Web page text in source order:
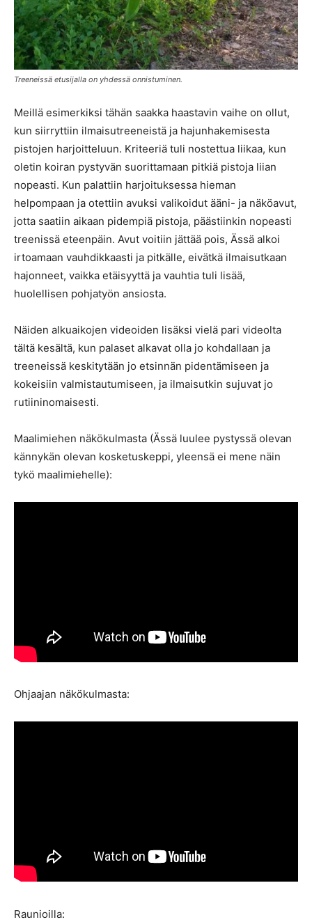
Treeneissä etusijalla on yhdessä onnistuminen.
Meillä esimerkiksi tähän saakka haastavin vaihe on ollut,
kun siirryttiin ilmaisutreeneistä ja hajunhakemisesta
pistojen harjoitteluun. Kriteeriä tuli nostettua liikaa, kun
oletin koiran pystyvän suorittamaan pitkiä pistoja liian
nopeasti. Kun palattiin harjoituksessa hieman
helpompaan ja otettiin avuksi valikoidut ääni- ja näköavut,
jotta saatiin aikaan pidempiä pistoja, päästiinkin nopeasti
treenissä eteenpäin. Avut voitiin jättää pois, Ässä alkoi
irtoamaan vauhdikkaasti ja pitkälle, eivätkä ilmaisutkaan
hajonneet, vaikka etäisyyttä ja vauhtia tuli lisää,
huolellisen pohjatyön ansiosta.
Näiden alkuaikojen videoiden lisäksi vielä pari videolta
tältä kesältä, kun palaset alkavat olla jo kohdallaan ja
treeneissä keskitytään jo etsinnän pidentämiseen ja
kokeisiin valmistautumiseen, ja ilmaisutkin sujuvat jo
rutiininomaisesti.
Maalimiehen näkökulmasta (Ässä luulee pystyssä olevan
kännykän olevan kosketuskeppi, yleensä ei mene näin
tykö maalimiehelle):
Ohjaajan näkökulmasta:
Raunioilla: